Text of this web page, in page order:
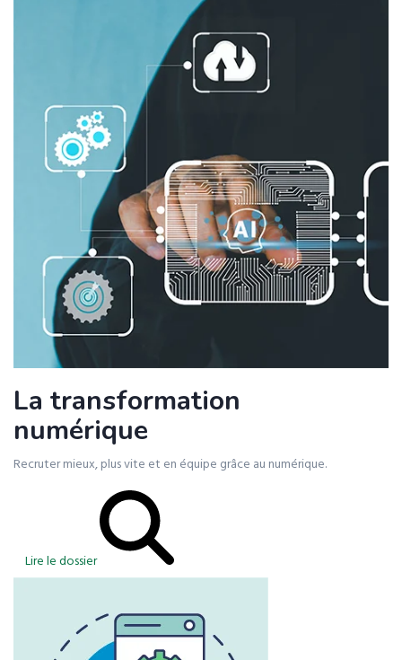
La transformation
numérique
Recruter mieux, plus vite et en équipe grâce au numérique.
Lire le dossier